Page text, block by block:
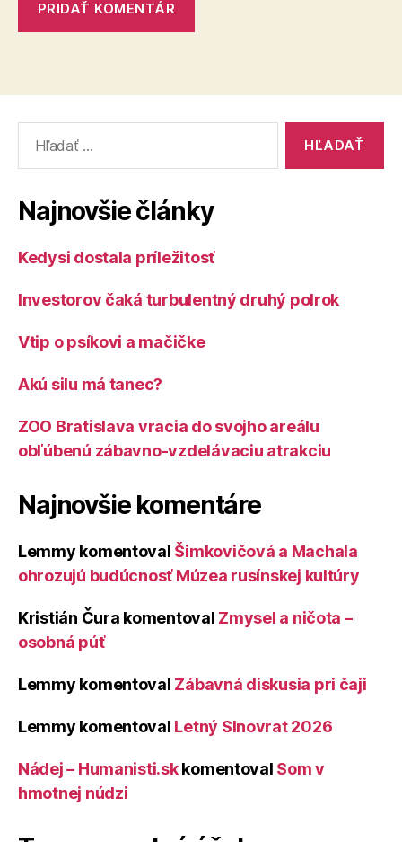
Najnovšie články
Kedysi dostala príležitosť
Investorov čaká turbulentný druhý polrok
Vtip o psíkovi a mačičke
Akú silu má tanec?
ZOO Bratislava vracia do svojho areálu
obľúbenú zábavno-vzdelávaciu atrakciu
Najnovšie komentáre
Lemmy komentoval Šimkovičová a Machala
ohrozujú budúcnosť Múzea rusínskej kultúry
Kristián Čura komentoval Zmysel a ničota –
osobná púť
Lemmy komentoval Zábavná diskusia pri čaji
Lemmy komentoval Letný Slnovrat 2026
Nádej – Humanisti.skkomentoval Som v
hmotnej núdzi